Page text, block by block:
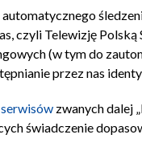
zgody Pomoc
czyli Telewizję Polską
(w tym do
przez nas
zwanych dalej
świadczenie